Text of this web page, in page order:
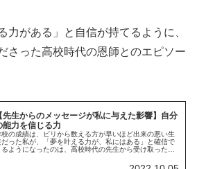
力がある」と自信が持てるように、
さった高校時代の恩師とのエピソー
【先生からのメッセージが私に与えた影響】自分
能力を信じる力
校の成績は、ビリから数える方が早いほど出来の悪い生
だった私が、「夢を叶える力が、私にはある」と確信で
るようになったのは、高校時代の先生から受け取ったメ